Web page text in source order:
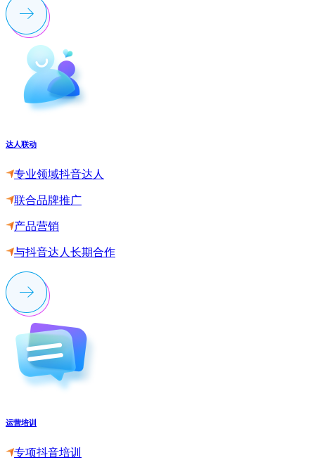
达人联动
专业领域抖音达人
联合品牌推广
产品营销
与抖音达人长期合作
运营培训
专项抖音培训